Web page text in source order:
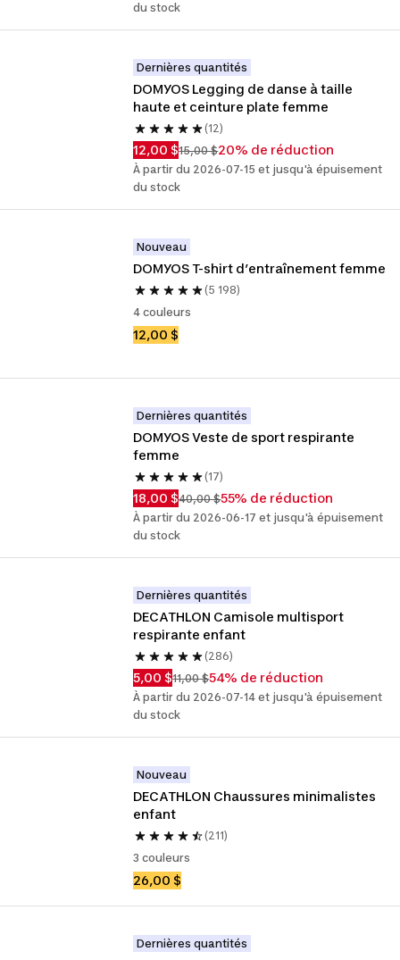
du stock
Dernières quantités
DOMYOS Legging de danse à taille
haute et ceinture plate femme
(12)
12,00 $15,00 $20% de réduction
À partir du 2026-07-15 et jusqu'à épuisement
du stock
Nouveau
DOMYOS T-shirt d’entraînement femme
(5 198)
4 couleurs
12,00 $
Dernières quantités
DOMYOS Veste de sport respirante
femme
(17)
18,00 $40,00 $55% de réduction
À partir du 2026-06-17 et jusqu'à épuisement
du stock
Dernières quantités
DECATHLON Camisole multisport
respirante enfant
(286)
5,00 $11,00 $54% de réduction
À partir du 2026-07-14 et jusqu'à épuisement
du stock
Nouveau
DECATHLON Chaussures minimalistes
enfant
(211)
3 couleurs
26,00 $
Dernières quantités